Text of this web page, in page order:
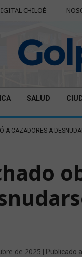
CHILOÉ
SALUD
A CAZADORES A
de 2025 | Publicado